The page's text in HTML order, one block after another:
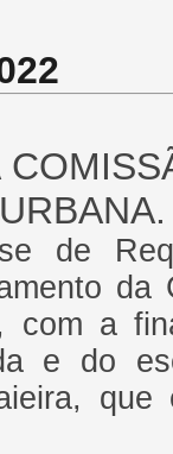
de
com a
e do